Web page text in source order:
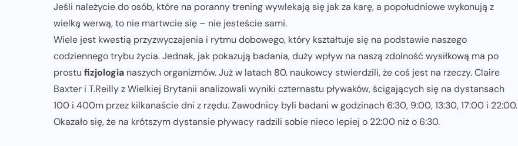
Jeśli należycie do osób, które na poranny trening wywlekają się jak za karę, a popołudniowe wykonują z
wielką werwą, to nie martwcie się – nie jesteście sami.
Wiele jest kwestią przyzwyczajenia i rytmu dobowego, który kształtuje się na podstawie naszego
codziennego trybu życia. Jednak, jak pokazują badania, duży wpływ na naszą zdolność wysiłkową ma po
prostu fizjologia naszych organizmów. Już w latach 80. naukowcy stwierdzili, że coś jest na rzeczy. Claire
Baxter i T.Reilly z Wielkiej Brytanii analizowali wyniki czternastu pływaków, ścigających się na dystansach
100 i 400m przez kilkanaście dni z rzędu. Zawodnicy byli badani w godzinach 6:30, 9:00, 13:30, 17:00 i 22:00.
Okazało się, że na krótszym dystansie pływacy radzili sobie nieco lepiej o 22:00 niż o 6:30.